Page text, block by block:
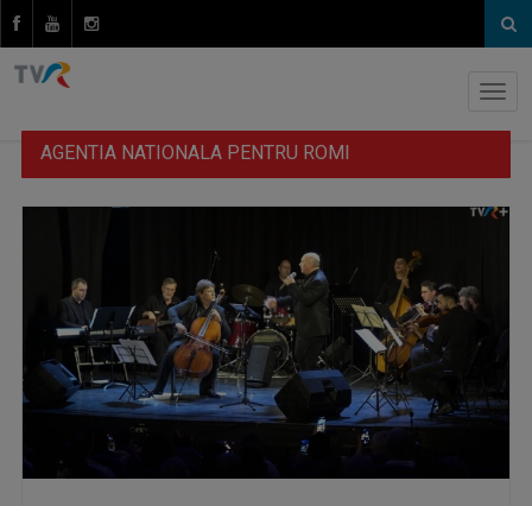
AGENTIA NATIONALA PENTRU ROMI